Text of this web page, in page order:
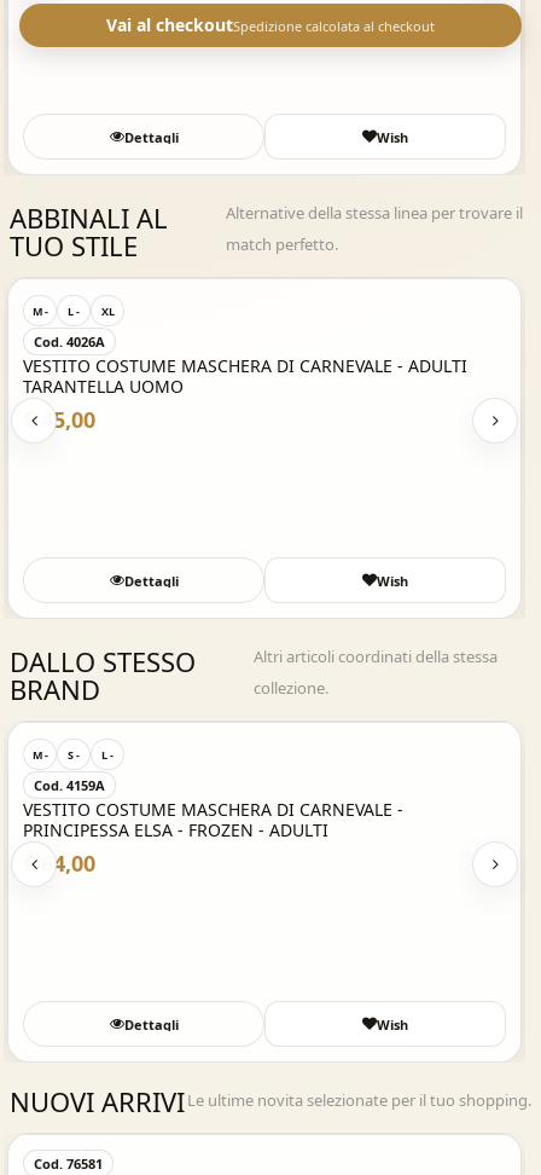
Vai al checkoutSpedizione calcolata al checkout
Dettagli Wish
ABBINALI AL
TUO STILE
Alternative della stessa linea per trovare il
match perfetto.
Acquisto Veloce
M - L - XL
Cod. 4026A
VESTITO COSTUME MASCHERA DI CARNEVALE - ADULTI
TARANTELLA UOMO
€ 45,00
Dettagli Wish
DALLO STESSO
BRAND
Altri articoli coordinati della stessa
collezione.
Acquisto Veloce
M - S - L -
Cod. 4159A
VESTITO COSTUME MASCHERA DI CARNEVALE -
PRINCIPESSA ELSA - FROZEN - ADULTI
€ 64,00
Dettagli Wish
NUOVI ARRIVILe ultime novita selezionate per il tuo shopping.
Acquisto Veloce
Cod. 76581